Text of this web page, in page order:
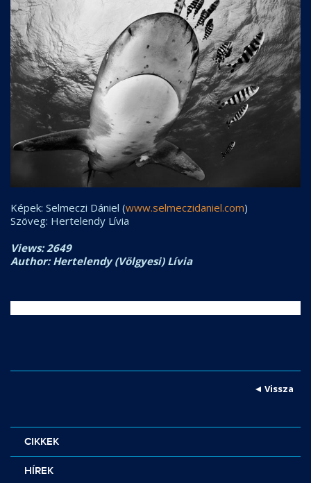
Képek: Selmeczi Dániel (www.selmeczidaniel.com)
Szöveg: Hertelendy Lívia
Views: 2649
Author: Hertelendy (Völgyesi) Lívia
Vissza
CIKKEK
HÍREK